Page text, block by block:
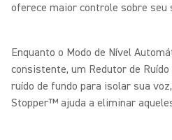
oferece maior controle sobre seu
Enquanto o Modo de Nível
consistente, um Redutor de
ruído de fundo para isolar sua
Stopper™ ajuda a eliminar